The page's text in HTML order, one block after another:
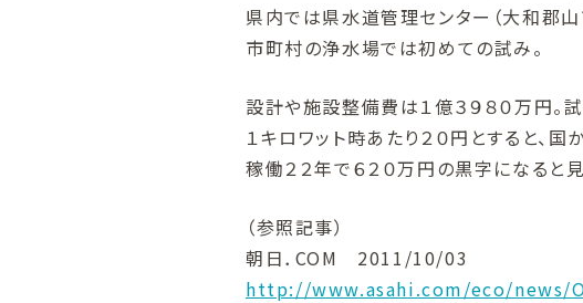
県内では県水道管理センター（大和郡山
市町村の浄水場では初めての試み。
設計や施設整備費は１億３９８０万円。
１キロワット時あたり２０円とすると、
稼働２２年で６２０万円の黒字になると
（参照記事）
朝日．COM 2011/10/03
http://www.asahi.com/eco/news/